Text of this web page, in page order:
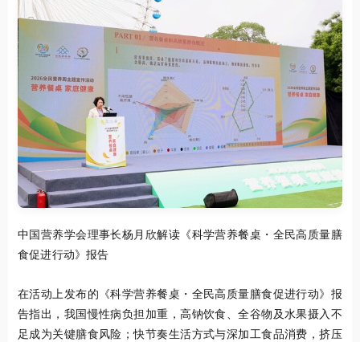
中国营养学会理事长杨月欣解读《科学营养餐桌・全民高质量膳
食促进行动》报告
在活动上发布的《科学营养餐桌・全民高质量膳食促进行动》报
告指出，我国慢性病负担加重，高钠饮食、全谷物及水果摄入不
足成为关键膳食风险；快节奏生活方式与深加工食品消费，挤压